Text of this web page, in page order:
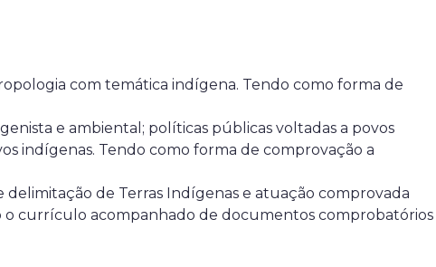
com temática indígena. Tendo como forma de
e ambiental; políticas públicas voltadas a povos
indígenas. Tendo como forma de comprovação a
delimitação de Terras Indígenas e atuação comprovada
o currículo acompanhado de documentos comprobatórios